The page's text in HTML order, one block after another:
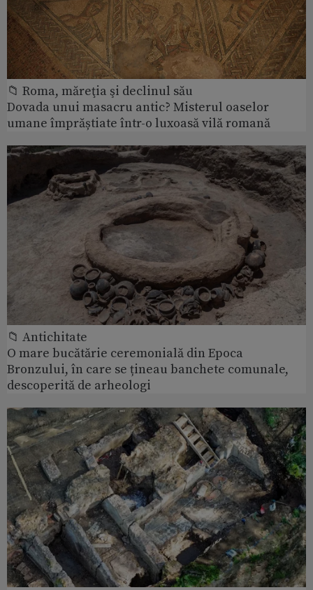
📁 Roma, măreţia şi declinul său
Dovada unui masacru antic? Misterul oaselor
umane împrăștiate într-o luxoasă vilă romană
📁 Antichitate
O mare bucătărie ceremonială din Epoca
Bronzului, în care se țineau banchete comunale,
descoperită de arheologi